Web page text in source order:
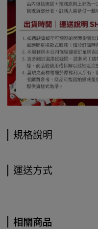
規格說明
運送方式
相關商品